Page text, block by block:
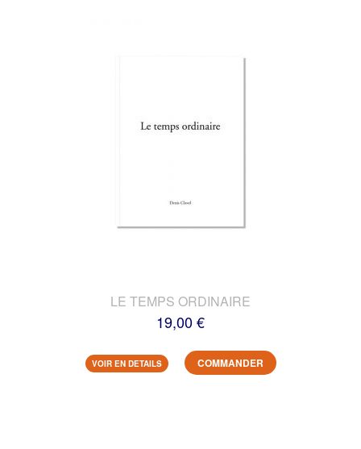
LE TEMPS ORDINAIRE
19,00 €
VOIR EN DETAILS COMMANDER